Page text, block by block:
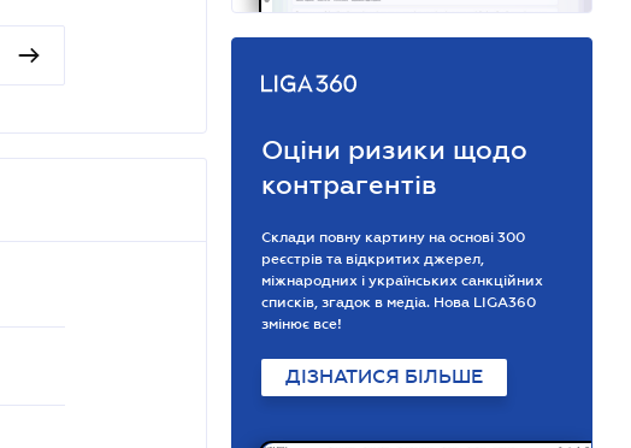
Оціни ризики щодо
контрагентів
Склади повну картину на основі 300
реєстрів та відкритих джерел,
міжнародних і українських санкційних
списків, згадок в медіа. Нова LIGA360
змінює все!
ДІЗНАТИСЯ БІЛЬШЕ